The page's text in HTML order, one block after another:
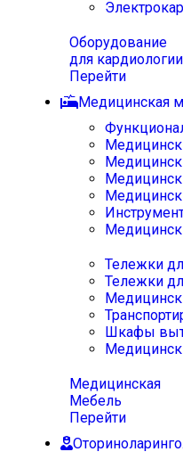
Оборудование
для кардиологии
Перейти
Медицинская
Тележки
Тележки
Шкафы
Медицинская
Мебель
Перейти